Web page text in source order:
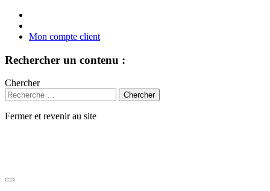
Mon compte client
Rechercher un contenu :
Chercher
Fermer et revenir au site